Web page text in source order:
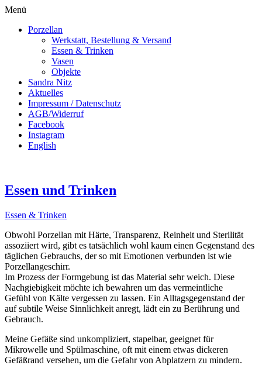
Menü
Porzellan
Werkstatt, Bestellung & Versand
Essen & Trinken
Vasen
Objekte
Sandra Nitz
Aktuelles
Impressum / Datenschutz
AGB/Widerruf
Facebook
Instagram
English
Essen und Trinken
Essen & Trinken
Obwohl Porzellan mit Härte, Transparenz, Reinheit und Sterilität
assoziiert wird, gibt es tatsächlich wohl kaum einen Gegenstand des
täglichen Gebrauchs, der so mit Emotionen verbunden ist wie
Porzellangeschirr.
Im Prozess der Formgebung ist das Material sehr weich. Diese
Nachgiebigkeit möchte ich bewahren um das vermeintliche
Gefühl von Kälte vergessen zu lassen. Ein Alltagsgegenstand der
auf subtile Weise Sinnlichkeit anregt, lädt ein zu Berührung und
Gebrauch.
Meine Gefäße sind unkompliziert, stapelbar, geeignet für
Mikrowelle und Spülmaschine, oft mit einem etwas dickeren
Gefäßrand versehen, um die Gefahr von Abplatzern zu mindern.